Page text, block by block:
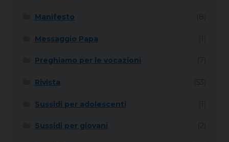
Manifesto
Messaggio Papa
Preghiamo per le vocazioni
Rivista
Sussidi per adolescenti
Sussidi per giovani